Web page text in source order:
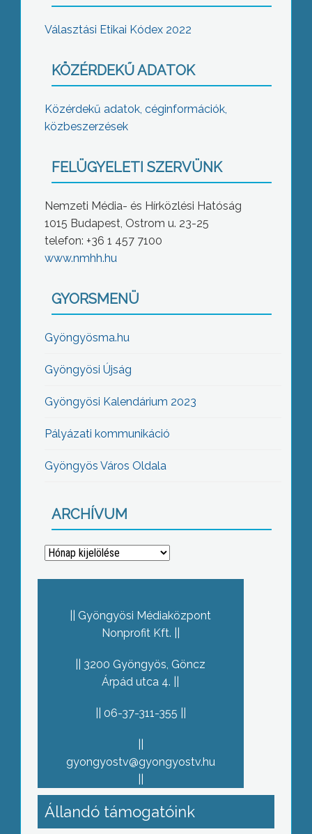
Választási Etikai Kódex 2022
KÖZÉRDEKŰ ADATOK
Közérdekű adatok, céginformációk,
közbeszerzések
FELÜGYELETI SZERVÜNK
Nemzeti Média- és Hírközlési Hatóság
1015 Budapest, Ostrom u. 23-25
telefon: +36 1 457 7100
www.nmhh.hu
GYORSMENÜ
Gyöngyösma.hu
Gyöngyösi Újság
Gyöngyösi Kalendárium 2023
Pályázati kommunikáció
Gyöngyös Város Oldala
ARCHÍVUM
Archívum
Gyöngyösi Médiaközpont
Nonprofit Kft.
3200 Gyöngyös, Göncz
Árpád utca 4.
06-37-311-355
gyongyostv@gyongyostv.hu
Állandó támogatóink